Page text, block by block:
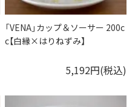
「VENA」カップ＆ソーサー 200c
c【白縁×はりねずみ】
5,192円(税込)